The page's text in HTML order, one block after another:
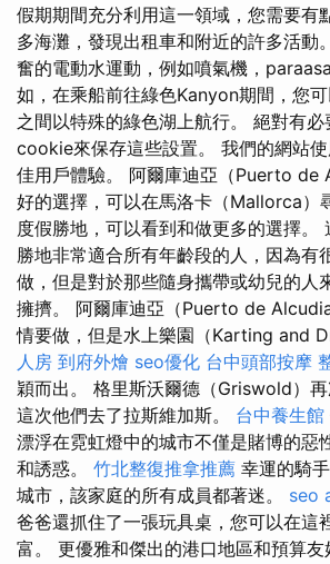
假期期間充分利用這一領域，您需要有
多海灘，發現出租車和附近的許多活動
奮的電動水運動，例如噴氣機，
如，在乘船前往綠色Kanyon期間，您
之間以特殊的綠色湖上航行。 絕對有必
cookie來保存這些設置。 我們的網站
佳用戶體驗。 阿爾庫迪亞（Puerto de
好的選擇，可以在馬洛卡（Mallorca）
度假勝地，可以看到和做更多的選擇。
勝地非常適合所有年齡段的人，因為有
做，但是對於那些隨身攜帶或幼兒的人
擁擠。 阿爾庫迪亞（Puerto de
情要做，但是水上樂園（Karting and
人房 到府外燴 seo優化 台中頭部按摩
穎而出。 格里斯沃爾德（Griswold）再
這次​​他們去了拉斯維加斯。 台中養生館
漂浮在霓虹燈中的城市不僅是賭博的惡
和誘惑。 竹北整復推拿推薦 幸運的騎
城市，該家庭的所有成員都著迷。 seo
爸爸還抓住了一張玩具桌，您可以在這
富。 更優雅和傑出的港口地區和預算友